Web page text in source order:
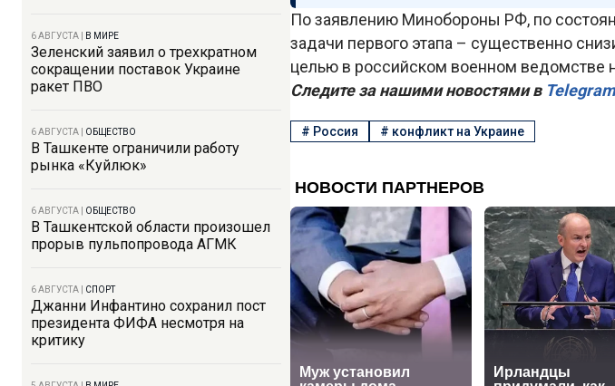
6 АВГУСТА В МИРЕ
Зеленский заявил о трехкратном
сокращении поставок Украине
ракет ПВО
6 АВГУСТА ОБЩЕСТВО
В Ташкенте ограничили работу
рынка «Куйлюк»
6 АВГУСТА ОБЩЕСТВО
В Ташкентской области произошел
прорыв пульпопровода АГМК
6 АВГУСТА СПОРТ
Джанни Инфантино сохранил пост
президента ФИФА несмотря на
критику
По заявлению Минобороны РФ, по
задачи первого этапа – существенно
целью в российском военном ведомстве
Следите за нашими новостями вTelegram
# Россия # конфликт на Украине